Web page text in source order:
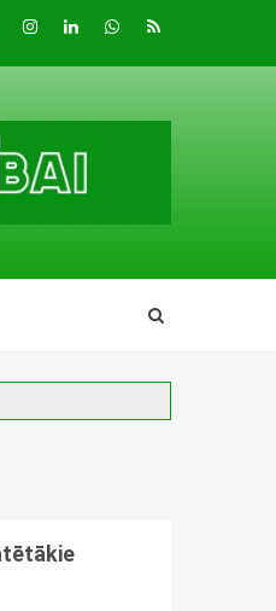
Instagram
LinkedInwhatsapp
RSS